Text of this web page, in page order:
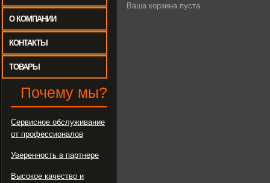
О КОМПАНИИ
КОНТАКТЫ
ТОВАРЫ
Почему мы?
Сервисное обслуживание
от профессионалов
Уверенность в партнере
Высокое качество и
Ваша корзина пуста